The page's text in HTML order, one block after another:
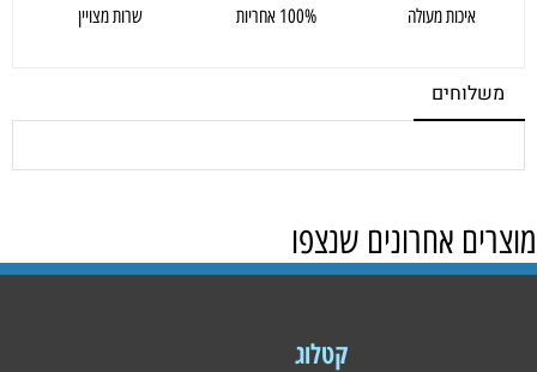
איכות מעולה 100% אחריות שרות מצויין
משלוחים
מוצרים אחרונים שנצפו
קטלוג